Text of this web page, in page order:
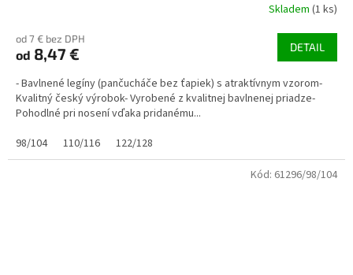
Skladem (1 ks)
od 7 € bez DPH
od 8,47 € DETAIL
- Bavlnené legíny (pančucháče bez ťapiek) s atraktívnym vzorom-
Kvalitný český výrobok- Vyrobené z kvalitnej bavlnenej priadze-
Pohodlné pri nosení vďaka pridanému...
98/104
110/116 122/128
Kód: 61296/98/104